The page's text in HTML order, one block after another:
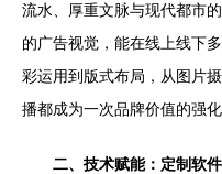
流水、厚重文脉与现代都市
的广告视觉，能在线上线下
彩运用到版式布局，从图片
播都成为一次品牌价值的强化
二、技术赋能：定制软